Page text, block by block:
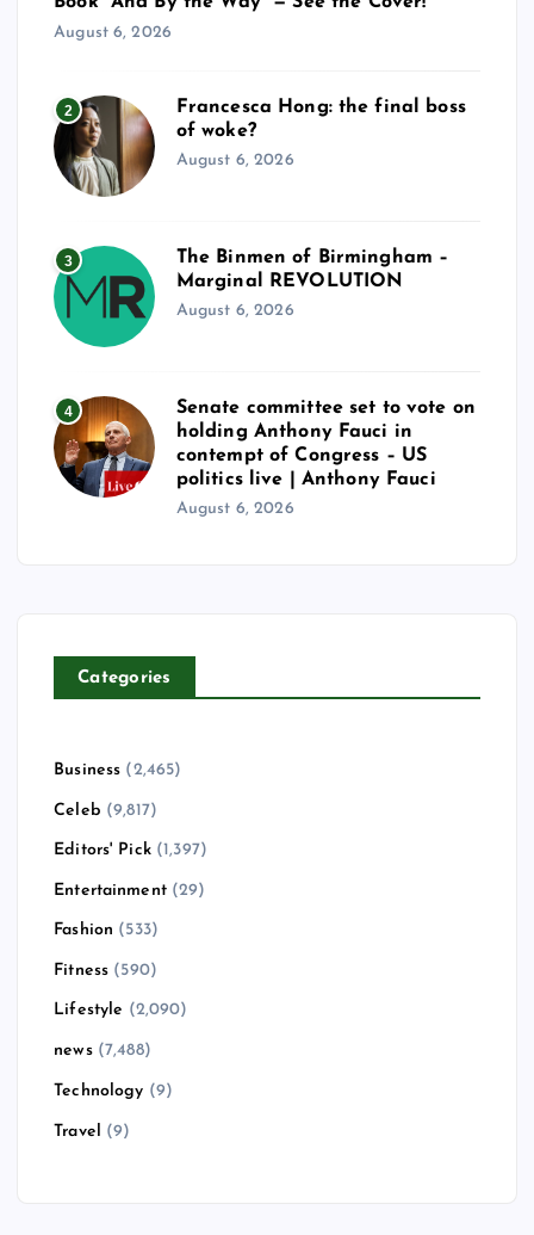
August 6, 2026
2
Francesca Hong: the final boss
of woke?
August 6, 2026
3
The Binmen of Birmingham –
Marginal REVOLUTION
August 6, 2026
4
Senate committee set to vote on
holding Anthony Fauci in
contempt of Congress – US
politics live | Anthony Fauci
August 6, 2026
Categories
Business (2,465)
Celeb (9,817)
Editors' Pick(1,397)
Entertainment(29)
Fashion (533)
Fitness (590)
Lifestyle (2,090)
news(7,488)
Technology (9)
Travel (9)